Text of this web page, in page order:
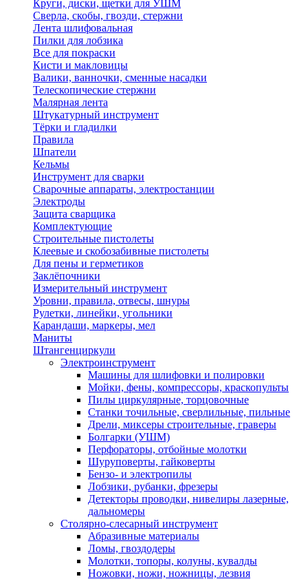
Круги, диски, щетки для УШМ
Сверла, скобы, гвозди, стержни
Лента шлифовальная
Пилки для лобзика
Все для покраски
Кисти и макловицы
Валики, ванночки, сменные насадки
Телескопические стержни
Малярная лента
Штукатурный инструмент
Тёрки и гладилки
Правила
Шпатели
Кельмы
Инструмент для сварки
Сварочные аппараты, электростанции
Электроды
Защита сварщика
Комплектующие
Строительные пистолеты
Клеевые и скобозабивные пистолеты
Для пены и герметиков
Заклёпочники
Измерительный инструмент
Уровни, правила, отвесы, шнуры
Рулетки, линейки, угольники
Карандаши, маркеры, мел
Маниты
Штангенциркули
Электроинструмент
Машины для шлифовки и полировки
Мойки, фены, компрессоры, краскопульты
Пилы циркулярные, торцовочные
Станки точильные, сверлильные, пильные
Дрели, миксеры строительные, граверы
Болгарки (УШМ)
Перфораторы, отбойные молотки
Шуруповерты, гайковерты
Бензо- и электропилы
Лобзики, рубанки, фрезеры
Детекторы проводки, нивелиры лазерные,
дальномеры
Столярно-слесарный инструмент
Абразивные материалы
Ломы, гвоздодеры
Молотки, топоры, колуны, кувалды
Ножовки, ножи, ножницы, лезвия